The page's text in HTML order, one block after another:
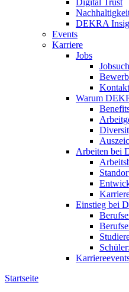
DEKRA
Events
Karriere
Jobs
Kontakt
Warum
Arbeiten bei
Einstieg bei
Startseite